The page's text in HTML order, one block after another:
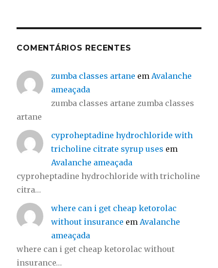
COMENTÁRIOS RECENTES
zumba classes artane em Avalanche
ameaçada
zumba classes artane zumba classes
artane
cyproheptadine hydrochloride with
tricholine citrate syrup uses em
Avalanche ameaçada
cyproheptadine hydrochloride with tricholine
citra…
where can i get cheap ketorolac
without insurance em Avalanche
ameaçada
where can i get cheap ketorolac without
insurance…